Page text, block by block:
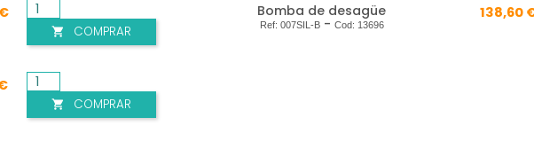
 COMPRAR
Bomba de desagüe
Ref: 007SIL-B- Cod: 13696
138,60
 COMPRAR